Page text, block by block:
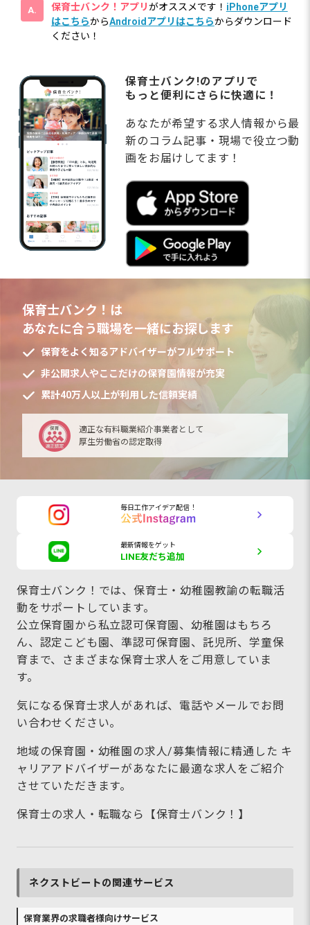
保育士バンク！アプリがオススメです！ iPhoneアプリ
はこちらからAndroidアプリはこちらからダウンロード
ください！
保育士バンク!のアプリで
もっと便利にさらに快適に！
あなたが希望する求人情報から最
新のコラム記事・現場で役立つ動
画をお届けしてます！
保育士バンク！は
あなたに合う職場を一緒にお探します
保育をよく知るアドバイザーがフルサポート
非公開求人やここだけの保育園情報が充実
累計40万人以上が利用した信頼実績
適正な有料職業紹介事業者として
厚生労働省の認定取得
毎日工作アイデア配信！
最新情報をゲット
LINE友だち追加
保育士バンク！では、保育士・幼稚園教諭の転職活
動をサポートしています。
公立保育園から私立認可保育園、幼稚園はもちろ
ん、認定こども園、準認可保育園、託児所、学童保
育まで、さまざまな保育士求人をご用意していま
す。
気になる保育士求人があれば、電話やメールでお問
い合わせください。
地域の保育園・幼稚園の求人/募集情報に精通した キ
ャリアアドバイザーがあなたに最適な求人をご紹介
させていただきます。
保育士の求人・転職なら【保育士バンク！】
ネクストビートの関連サービス
保育業界の求職者様向けサービス